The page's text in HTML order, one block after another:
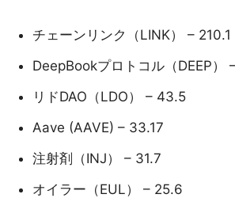
チェーンリンク（LINK） – 210.1
DeepBookプロトコル（DEEP）
リドDAO（LDO） – 43.5
Aave (AAVE) – 33.17
注射剤（INJ） – 31.7
オイラー（EUL） – 25.6